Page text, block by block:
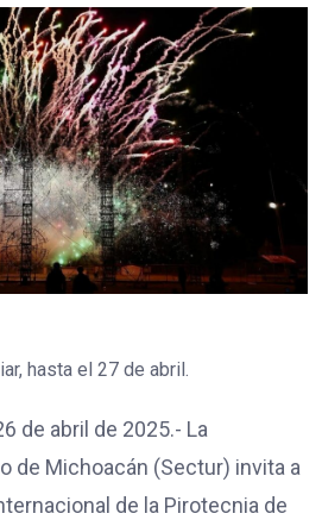
hasta el 27 de abril.
de abril de 2025.- La
de Michoacán (Sectur) invita a
de la Pirotecnia de